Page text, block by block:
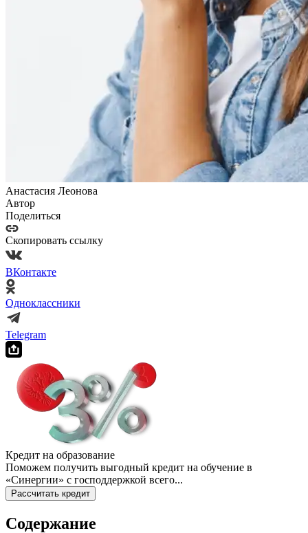
Анастасия Леонова
Автор
Поделиться
Скопировать ссылку
ВКонтакте
Одноклассники
Telegram
Кредит на образование
Поможем получить выгодный кредит на обучение в
«Синергии» с господдержкой всего...
Рассчитать кредит
Содержание